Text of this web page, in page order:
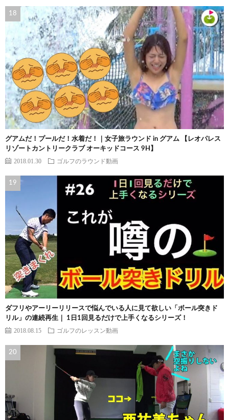
グアムだ！プールだ！水着だ！｜女子旅ラウンド in グアム 【レオパレス
リゾートカントリークラブ オーキッドコース 9H】
2018.01.30 ゴルフのラウンド動画
ダフリやアーリーリリースで悩んでいる人に見て欲しい「ボール突きド
リル」の連続再生｜ 1日1回見るだけで上手くなるシリーズ！
2018.08.15 ゴルフのレッスン動画